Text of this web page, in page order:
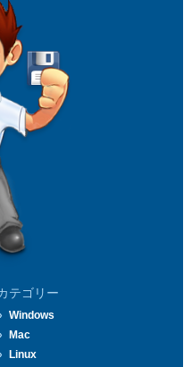
テゴリー
Windows
Mac
Linux